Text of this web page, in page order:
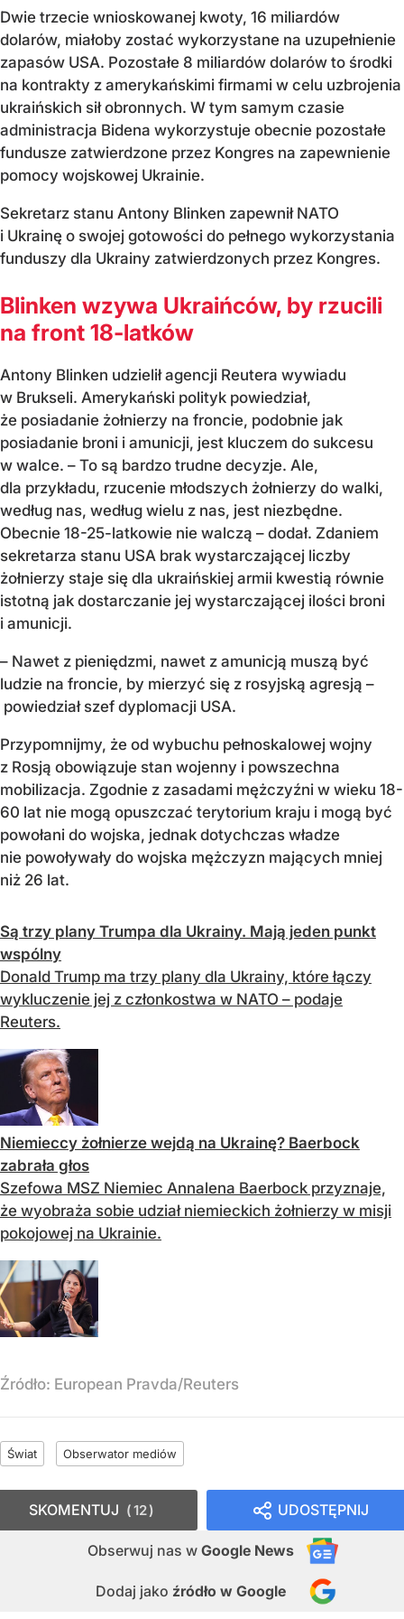
Dwie trzecie wnioskowanej kwoty, 16 miliardów
dolarów, miałoby zostać wykorzystane na uzupełnienie
zapasów USA. Pozostałe 8 miliardów dolarów to środki
na kontrakty z amerykańskimi firmami w celu uzbrojenia
ukraińskich sił obronnych. W tym samym czasie
administracja Bidena wykorzystuje obecnie pozostałe
fundusze zatwierdzone przez Kongres na zapewnienie
pomocy wojskowej Ukrainie.
Sekretarz stanu Antony Blinken zapewnił NATO
i Ukrainę o swojej gotowości do pełnego wykorzystania
funduszy dla Ukrainy zatwierdzonych przez Kongres.
Blinken wzywa Ukraińców, by rzucili
na front 18-latków
Antony Blinken udzielił agencji Reutera wywiadu
w Brukseli. Amerykański polityk powiedział,
że posiadanie żołnierzy na froncie, podobnie jak
posiadanie broni i amunicji, jest kluczem do sukcesu
w walce. – To są bardzo trudne decyzje. Ale,
dla przykładu, rzucenie młodszych żołnierzy do walki,
według nas, według wielu z nas, jest niezbędne.
Obecnie 18-25-latkowie nie walczą – dodał. Zdaniem
sekretarza stanu USA brak wystarczającej liczby
żołnierzy staje się dla ukraińskiej armii kwestią równie
istotną jak dostarczanie jej wystarczającej ilości broni
i amunicji.
– Nawet z pieniędzmi, nawet z amunicją muszą być
ludzie na froncie, by mierzyć się z rosyjską agresją –
powiedział szef dyplomacji USA.
Przypomnijmy, że od wybuchu pełnoskalowej wojny
z Rosją obowiązuje stan wojenny i powszechna
mobilizacja. Zgodnie z zasadami mężczyźni w wieku 18-
60 lat nie mogą opuszczać terytorium kraju i mogą być
powołani do wojska, jednak dotychczas władze
nie powoływały do wojska mężczyzn mających mniej
niż 26 lat.
Są trzy plany Trumpa dla Ukrainy. Mają jeden punkt
wspólny
Donald Trump ma trzy plany dla Ukrainy, które łączy
wykluczenie jej z członkostwa w NATO – podaje
Reuters.
Niemieccy żołnierze wejdą na Ukrainę? Baerbock
zabrała głos
Szefowa MSZ Niemiec Annalena Baerbock przyznaje,
że wyobraża sobie udział niemieckich żołnierzy w misji
pokojowej na Ukrainie.
Źródło: European Pravda/Reuters
Świat Obserwator mediów
UDOSTĘPNIJ
Obserwuj nas w Google News
Dodaj jako źródło w Google
SKOMENTUJ 12